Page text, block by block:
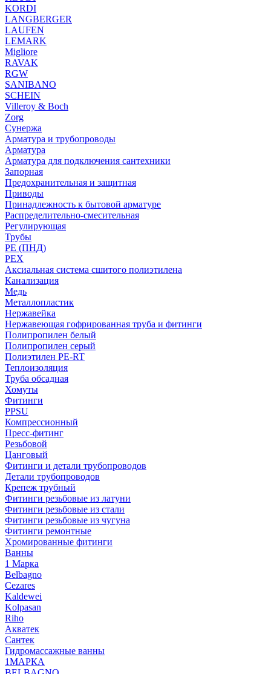
KORDI
LANGBERGER
LAUFEN
LEMARK
Migliore
RAVAK
RGW
SANIBANO
SCHEIN
Villeroy & Boch
Zorg
Сунержа
Арматура и трубопроводы
Арматура
Арматура для подключения сантехники
Запорная
Предохранительная и защитная
Приводы
Принадлежность к бытовой арматуре
Распределительно-смесительная
Регулирующая
Трубы
PE (ПНД)
PEX
Аксиальная система сшитого полиэтилена
Канализация
Медь
Металлопластик
Нержавейка
Нержавеющая гофрированная труба и фитинги
Полипропилен белый
Полипропилен серый
Полиэтилен PE-RT
Теплоизоляция
Труба обсадная
Хомуты
Фитинги
PPSU
Компрессионный
Пресс-фитинг
Резьбовой
Цанговый
Фитинги и детали трубопроводов
Детали трубопроводов
Крепеж трубный
Фитинги резьбовые из латуни
Фитинги резьбовые из стали
Фитинги резьбовые из чугуна
Фитинги ремонтные
Хромированные фитинги
Ванны
1 Марка
Belbagno
Cezares
Kaldewei
Kolpasan
Riho
Акватек
Сантек
Гидромассажные ванны
1МАРКА